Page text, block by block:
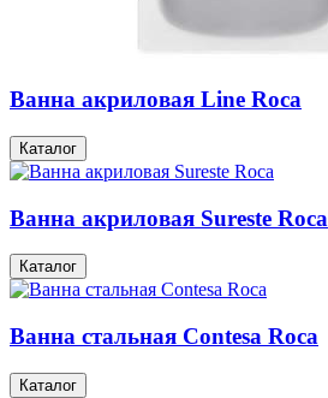
Ванна акриловая Line Roca
Каталог
Ванна акриловая Sureste Roca
Каталог
Ванна стальная Contesa Roca
Каталог